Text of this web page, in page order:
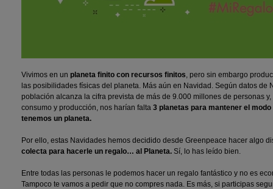
Vivimos en un planeta finito con recursos finitos, pero sin embargo
las posibilidades físicas del planeta. Más aún en Navidad. Según datos de
población alcanza la cifra prevista de más de 9.000 millones de personas
consumo y producción, nos harían falta 3 planetas para mantener el
tenemos un planeta.
Por ello, estas Navidades hemos decidido desde Greenpeace hacer algo
colecta para hacerle un regalo… al Planeta. Sí, lo has leído bien.
Entre todas las personas le podemos hacer un regalo fantástico y no es
Tampoco te vamos a pedir que no compres nada. Es más, si participas